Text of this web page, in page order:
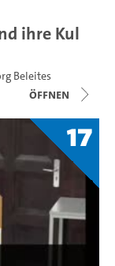
ihre Kul
Beleites
Öffnen
17